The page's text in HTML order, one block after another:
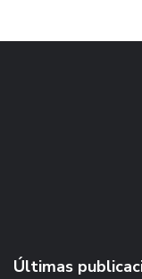
Últimas